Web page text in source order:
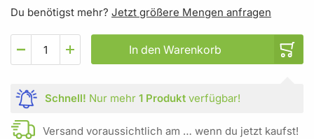
Du benötigst mehr? Jetzt größere Mengen anfragen
In den Warenkorb
Schnell! Nur mehr 1 Produktverfügbar!
Versand voraussichtlich am … wenn du jetzt kaufst!